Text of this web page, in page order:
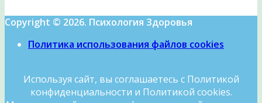
Copyright © 2026. Психология Здоровья
Политика использования файлов cookies
Используя сайт, вы соглашаетесь с Политикой
конфиденциальности и Политикой cookies.